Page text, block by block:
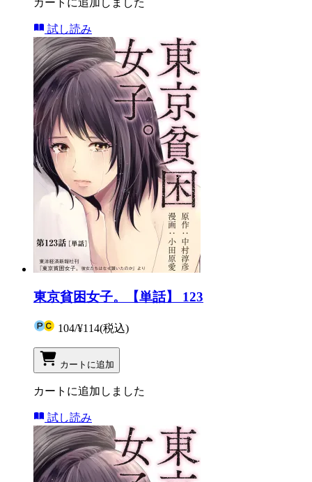
試し読み
東京貧困女子。【単話】 123
104/¥114(税込)
カートに追加
カートに追加しました
試し読み